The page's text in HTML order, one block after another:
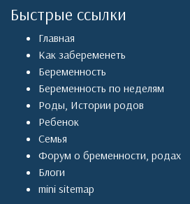
Быстрые ссылки
Главная
Как забеременеть
Беременность
Беременность по неделям
Роды, Истории родов
Ребенок
Семья
Форум о бременности, родах
Блоги
mini sitemap